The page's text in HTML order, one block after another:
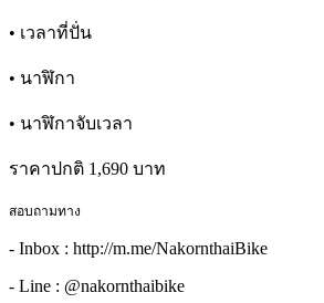
• เวลาที่ปั่น
• นาฬิกา
• นาฬิกาจับเวลา
ราคาปกติ 1,690 บาท
สอบถามทาง
- Inbox : http://m.me/NakornthaiBike
- Line : @nakornthaibike